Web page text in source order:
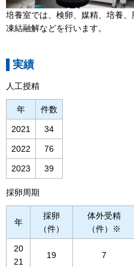
培養室では、検卵、媒精、培養
凍結融解などを行います。
実績
人工授精
年 件数
2021 34
2022 76
2023 39
採卵周期
年
採卵
（件）
体外受精
（件）※
20
21
19 7